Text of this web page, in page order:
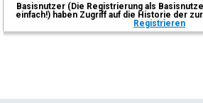
Basisnutzer (Die Registrierung als
einfach!) haben Zugriff auf die Historie der
Registrieren